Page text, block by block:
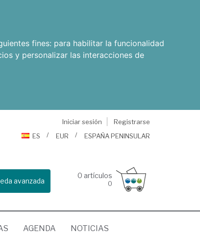
fines: para habilitar la funcionalidad
y personalizar las interacciones de
Iniciar sesión
Registrarse
ES
EUR ESPAÑA PENINSULAR
avanzada
0 artículos
0
AGENDA NOTICIAS